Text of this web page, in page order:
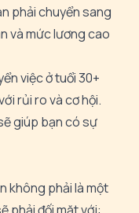
phải chuyển sang
và mức lương cao
việc ở tuổi 30+
rủi ro và cơ hội.
giúp bạn có sự
không phải là một